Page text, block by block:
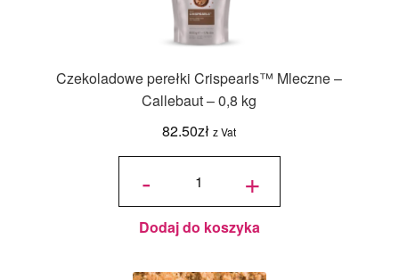
Czekoladowe perełki Crispearls™ Mleczne –
Callebaut – 0,8 kg
82.50zł z Vat
-
ilość
Crispearls™
Mleczne –
0,8 kg +
Dodaj do koszyka